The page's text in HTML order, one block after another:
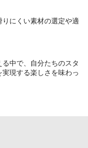
にくい素材の選定や適
中で、自分たちのスタ
現する楽しさを味わっ